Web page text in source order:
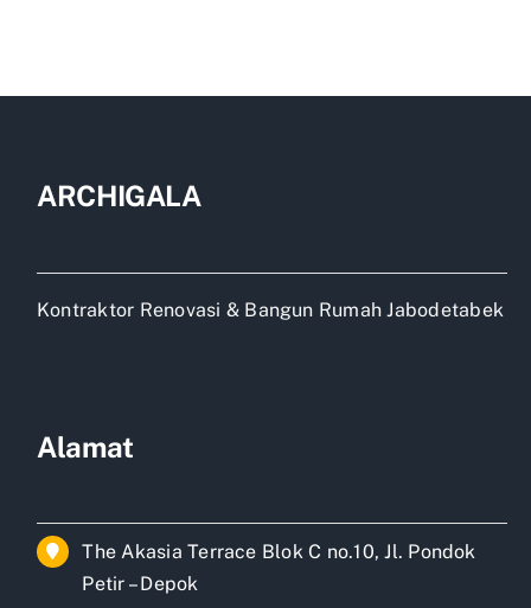
ARCHIGALA
Kontraktor Renovasi & Bangun Rumah Jabodetabek
Alamat
The Akasia Terrace Blok C no.10, Jl. Pondok
Petir – Depok